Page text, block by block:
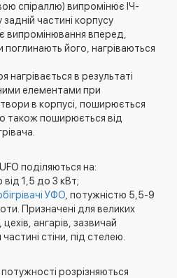
спіраллю) випромінює ІЧ-
частині корпусу
випромінювання вперед,
його, нагріваються
нагрівається в результаті
елементами при
в корпусі, поширюється
також поширюється від
поділяються на:
1,5 до 3 кВт;
УФО , потужністю 5,5-9
Призначені для великих
ангарів, зазвичай
стіни, під стелею.
потужності розрізняються